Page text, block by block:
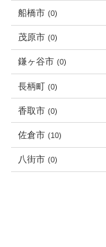
船橋市 (0)
茂原市 (0)
鎌ヶ谷市 (0)
長柄町 (0)
香取市 (0)
佐倉市 (10)
八街市 (0)